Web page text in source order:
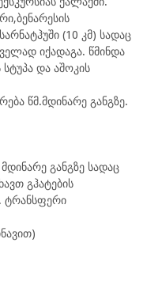
(10 კმ) სადაც
იქადაგა. წმინდა
და აშოკის
წმ.მდინარე განგზე.
განგზე სადაც
გჰატების
ტრანსფერი